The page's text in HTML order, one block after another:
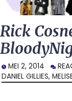
Rick
MEI 2, 2014
DANIEL GILLIES,